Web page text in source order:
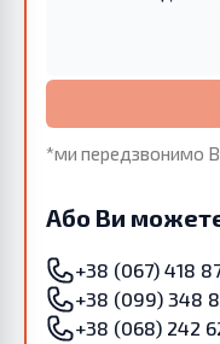
*ми передзвонимо
Або Ви можете
+38 (067) 418
+38 (099) 348
+38 (068) 242